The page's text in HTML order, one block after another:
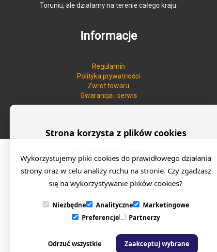
Toruniu, ale działamy na terenie całego kraju.
Informacje
Regulamin
Polityka prywatności
Zwrot towaru
Gwarancja i serwis
Strona korzysta z plików cookies
Wykorzystujemy pliki cookies do prawidłowego działania
strony oraz w celu analizy ruchu na stronie. Czy zgadzasz
się na wykorzystywanie plików cookies?
Niezbędne Analityczne
Marketingowe
Preferencje
Partnerzy
Odrzuć wszystkie Zaakceptuj wybrane